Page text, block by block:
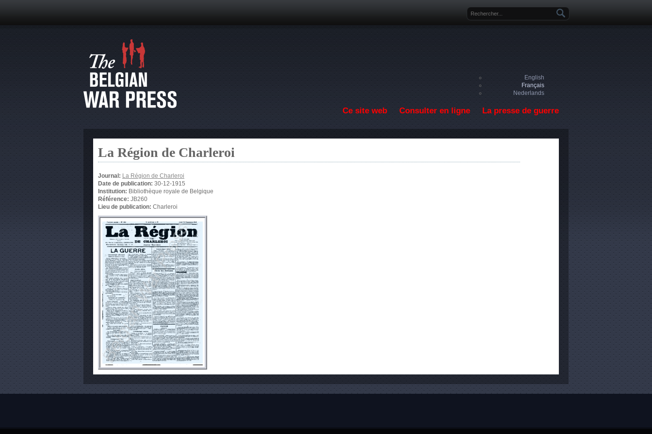
Formulaire de recherche
English
Français
Nederlands
Ce site web Consulter en ligne La presse de guerre
La Région de Charleroi
Journal: La Région de Charleroi
Date de publication: 30-12-1915
Institution: Bibliothèque royale de Belgique
Référence: JB260
Lieu de publication: Charleroi